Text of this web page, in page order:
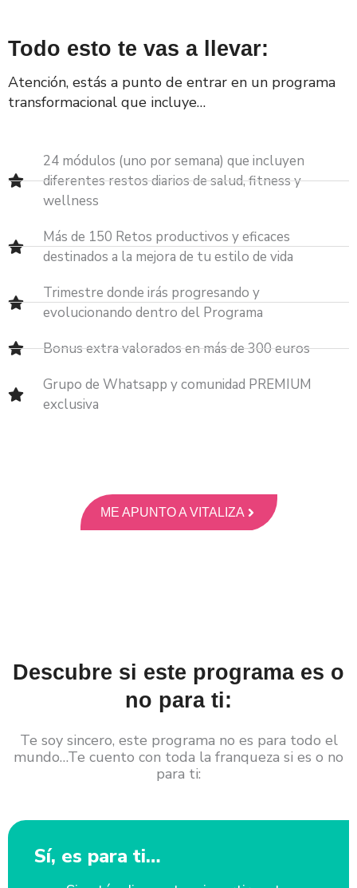
Todo esto te vas a llevar:
Atención, estás a punto de entrar en un programa
transformacional que incluye…
24 módulos (uno por semana) que incluyen
diferentes restos diarios de salud, fitness y
wellness
Más de 150 Retos productivos y eficaces
destinados a la mejora de tu estilo de vida
Trimestre donde irás progresando y
evolucionando dentro del Programa
Bonus extra valorados en más de 300 euros
Grupo de Whatsapp y comunidad PREMIUM
exclusiva
ME APUNTO A VITALIZA
Descubre si este programa es o
no para ti:
Te soy sincero, este programa no es para todo el
mundo…Te cuento con toda la franqueza si es o no
para ti:
Sí, es para ti…